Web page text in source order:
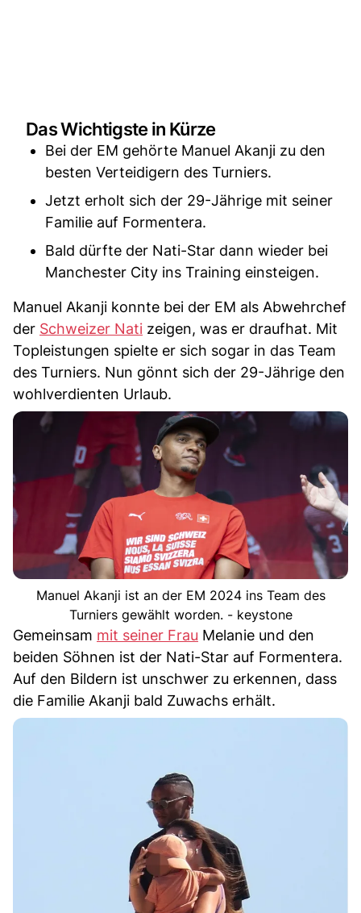
Das Wichtigste in Kürze
Bei der EM gehörte Manuel Akanji zu den
besten Verteidigern des Turniers.
Jetzt erholt sich der 29-Jährige mit seiner
Familie auf Formentera.
Bald dürfte der Nati-Star dann wieder bei
Manchester City ins Training einsteigen.
Manuel Akanji konnte bei der EM als Abwehrchef
der Schweizer Nati zeigen, was er draufhat. Mit
Topleistungen spielte er sich sogar in das Team
des Turniers. Nun gönnt sich der 29-Jährige den
wohlverdienten Urlaub.
Manuel Akanji ist an der EM 2024 ins Team des
Turniers gewählt worden. - keystone
Gemeinsam mit seiner Frau Melanie und den
beiden Söhnen ist der Nati-Star auf Formentera.
Auf den Bildern ist unschwer zu erkennen, dass
die Familie Akanji bald Zuwachs erhält.